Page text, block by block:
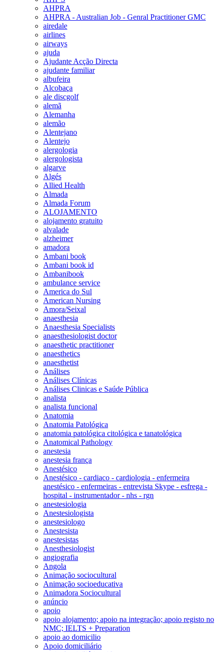
AHPRA
AHPRA - Australian Job - Genral Practitioner GMC
airedale
airlines
airways
ajuda
Ajudante Acção Directa
ajudante familiar
albufeira
Alcobaça
ale discgolf
alemã
Alemanha
alemão
Alentejano
Alentejo
alergologia
alergologista
algarve
Algés
Allied Health
Almada
Almada Forum
ALOJAMENTO
alojamento gratuito
alvalade
alzheimer
amadora
Ambani book
Ambani book id
Ambanibook
ambulance service
America do Sul
American Nursing
Amora/Seixal
anaesthesia
Anaesthesia Specialists
anaesthesiologist doctor
anaesthetic practitioner
anaesthetics
anaesthetist
Análises
Análises Clínicas
Análises Clinicas e Saúde Pública
analista
analista funcional
Anatomia
Anatomia Patológica
anatomia patológica citológica e tanatológica
Anatomical Pathology
anestesia
anestesia frança
Anestésico
Anestésico - cardiaco - cardiologia - enfermeira
anestésico - enfermeiras - entrevista Skype - esfrega -
hospital - instrumentador - nhs - rgn
anestesiologia
Anestesiologista
anestesiologo
Anestesista
anestesistas
Anesthesiologist
angiografia
Angola
Animação sociocultural
Animação socioeducativa
Animadora Sociocultural
anúncio
apoio
apoio alojamento; apoio na integração; apoio registo no
NMC; IELTS + Preparation
apoio ao domicilio
Apoio domiciliário